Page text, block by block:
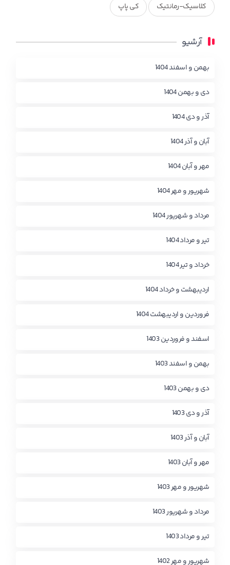
کلاسیک-رمانتیک کی پاپ
آرشیو
بهمن و اسفند 1404
دی و بهمن 1404
آذر و دی 1404
آبان و آذر 1404
مهر و آبان 1404
شهریور و مهر 1404
مرداد و شهریور 1404
تیر و مرداد 1404
خرداد و تیر 1404
اردیبهشت و خرداد 1404
فروردین و اردیبهشت 1404
اسفند و فروردین 1403
بهمن و اسفند 1403
دی و بهمن 1403
آذر و دی 1403
آبان و آذر 1403
مهر و آبان 1403
شهریور و مهر 1403
مرداد و شهریور 1403
تیر و مرداد 1403
شهریور و مهر 1402